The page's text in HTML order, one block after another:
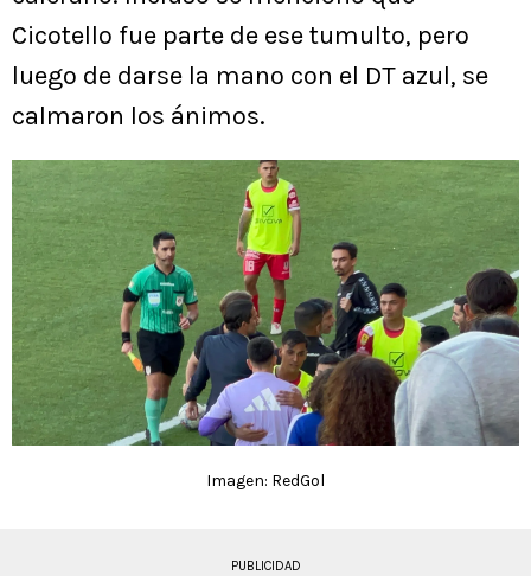
Cicotello fue parte de ese tumulto, pero
luego de darse la mano con el DT azul, se
calmaron los ánimos.
Imagen: RedGol
PUBLICIDAD